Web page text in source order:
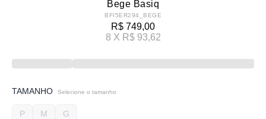
Bege Basiq
BFI5ER294_BEGE
R$ 749,00
8 X R$ 93,62
TAMANHO Selecione o tamanho
P M G